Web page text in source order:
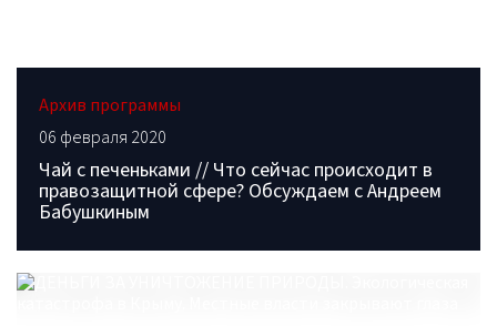
Архив программы
06 февраля 2020
Чай с печеньками // Что сейчас происходит в
правозащитной сфере? Обсуждаем с Андреем
Бабушкиным